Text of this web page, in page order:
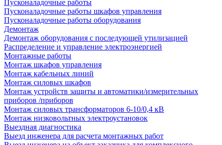
Пусконаладочные работы
Пусконаладочные работы шкафов управления
Пусконаладочные работы оборудования
Демонтаж
Демонтаж оборудования с последующей утилизацией
Распределение и управление электроэнергией
Монтажные работы
Монтаж шкафов управления
Монтаж кабельных линий
Монтаж силовых шкафов
Монтаж устройств защиты и автоматики/измерительных
приборов /приборов
Монтаж силовых трансформаторов 6-10/0,4 кВ
Монтаж низковольтных электроустановок
Выездная диагностика
Выезд инженера для расчета монтажных работ